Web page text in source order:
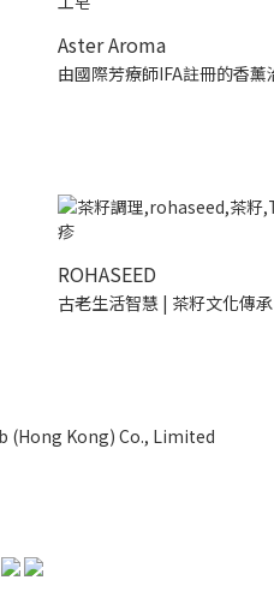
Aster Aroma
由國際芳療師IFA註冊的香薰
ROHASEED
古老生活智慧 | 茶籽文化傳承
(Hong Kong) Co., Limited